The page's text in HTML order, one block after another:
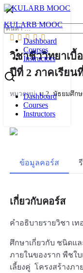
Skip
content
KULARB MOOC
Dashboard
Courses
Instructors
Dashboard
Courses
Instructors
Search
for:
วิชาชีววิทยาเบื้
ปีที่ 2 ภาคเรียน
หมวดหมู่:ม.2,มัธยมศึกษ
ข้อมูลคอร์ส
เกี่ยวกับคอร์ส
คำอธิบายรายวิชา เท
ศึกษาเกี่ยวกับ ชนิดแ
ภายในของราก พืชใบ
เลี้ยงคู่ โครงสร้างภา